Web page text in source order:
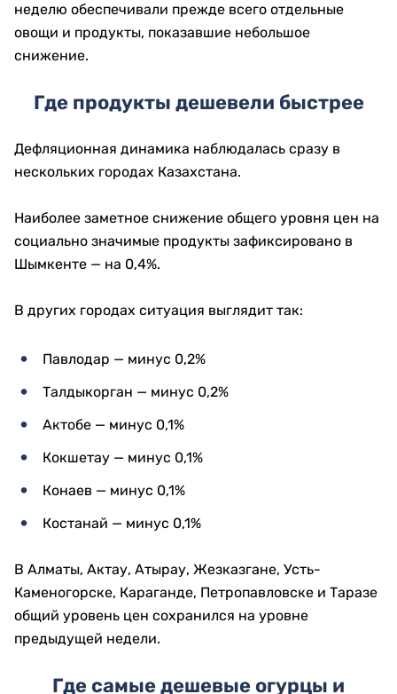
неделю обеспечивали прежде всего отдельные
овощи и продукты, показавшие небольшое
снижение.
Где продукты дешевели быстрее
Дефляционная динамика наблюдалась сразу в
нескольких городах Казахстана.
Наиболее заметное снижение общего уровня цен на
социально значимые продукты зафиксировано в
Шымкенте — на 0,4%.
В других городах ситуация выглядит так:
Павлодар — минус 0,2%
Талдыкорган — минус 0,2%
Актобе — минус 0,1%
Кокшетау — минус 0,1%
Конаев — минус 0,1%
Костанай — минус 0,1%
В Алматы, Актау, Атырау, Жезказгане, Усть-
Каменогорске, Караганде, Петропавловске и Таразе
общий уровень цен сохранился на уровне
предыдущей недели.
Где самые дешевые огурцы и